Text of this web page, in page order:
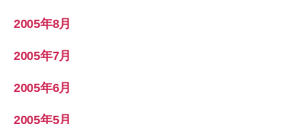
2005年8月
2005年7月
2005年6月
2005年5月